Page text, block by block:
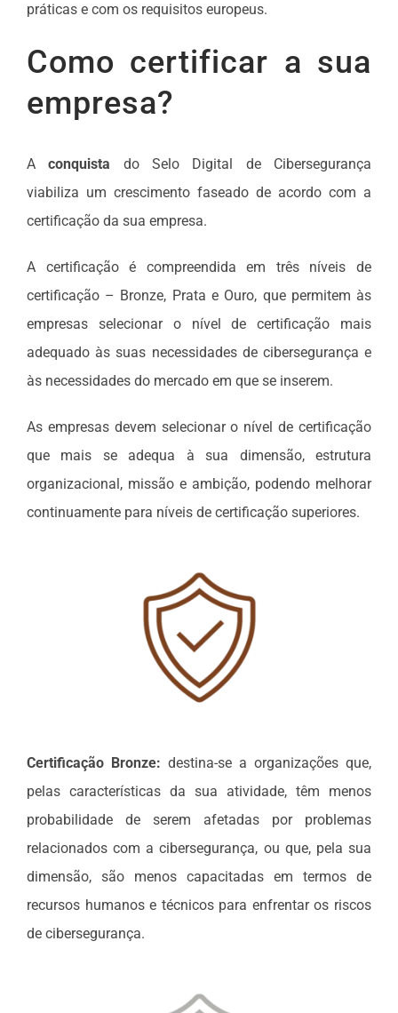
práticas e com os requisitos europeus.
Como certificar a sua
empresa?
Aconquista do Selo Digital de Cibersegurança
viabiliza um crescimento faseado de acordo com a
certificação da sua empresa.
A certificação é compreendida em três níveis de
certificação – Bronze, Prata e Ouro, que permitem às
empresas selecionar o nível de certificação mais
adequado às suas necessidades de cibersegurança e
às necessidades do mercado em que se inserem.
As empresas devem selecionar o nível de certificação
que mais se adequa à sua dimensão, estrutura
organizacional, missão e ambição, podendo melhorar
continuamente para níveis de certificação superiores.
Certificação Bronze: destina-se a organizações que,
pelas características da sua atividade, têm menos
probabilidade de serem afetadas por problemas
relacionados com a cibersegurança, ou que, pela sua
dimensão, são menos capacitadas em termos de
recursos humanos e técnicos para enfrentar os riscos
de cibersegurança.